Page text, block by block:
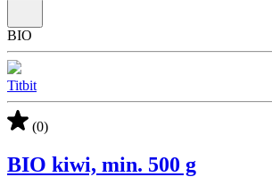
BIO
Titbit
(0)
BIO kiwi, min. 500 g